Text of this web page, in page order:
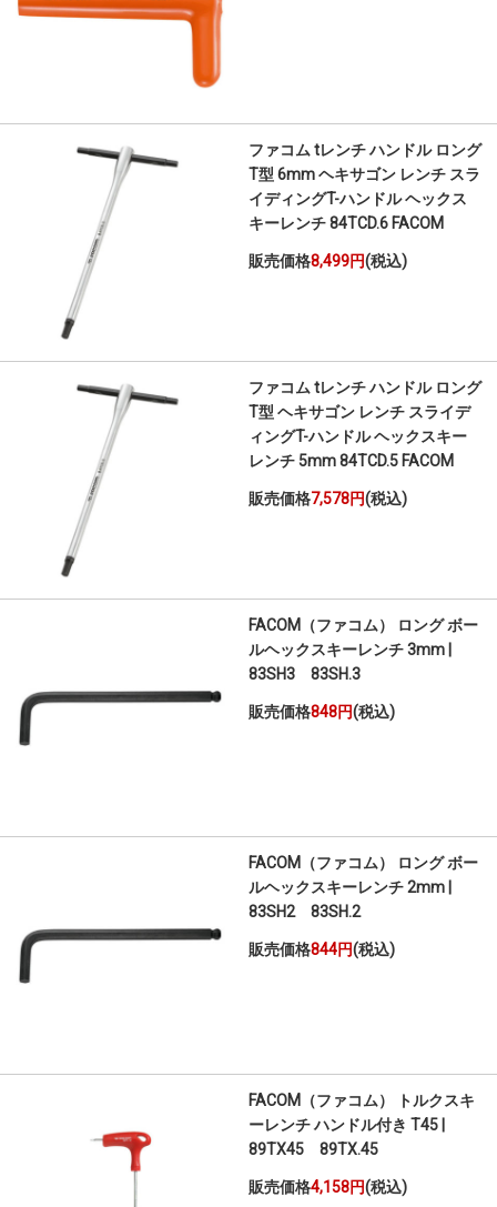
ファコム tレンチ ハンドル ロング
T型 6mm ヘキサゴン レンチ スラ
イディングT-ハンドル ヘックス
キーレンチ 84TCD.6 FACOM
販売価格8,499円(税込)
ファコム tレンチ ハンドル ロング
T型 ヘキサゴン レンチ スライデ
ィングT-ハンドル ヘックスキー
レンチ 5mm 84TCD.5 FACOM
販売価格7,578円(税込)
FACOM（ファコム） ロング ボー
ルヘックスキーレンチ 3mm |
83SH3 83SH.3
販売価格848円(税込)
FACOM（ファコム） ロング ボー
ルヘックスキーレンチ 2mm |
83SH2 83SH.2
販売価格844円(税込)
FACOM（ファコム） トルクスキ
ーレンチ ハンドル付き T45 |
89TX45 89TX.45
販売価格4,158円(税込)